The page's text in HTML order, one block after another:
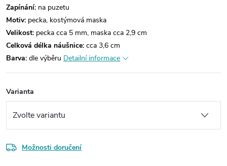
Zapínání: na puzetu
Motiv: pecka, kostýmová maska
Velikost: pecka cca 5 mm, maska cca 2,9 cm
Celková délka náušnice: cca 3,6 cm
Barva: dle výběru Detailní informace
Varianta
Možnosti doručení